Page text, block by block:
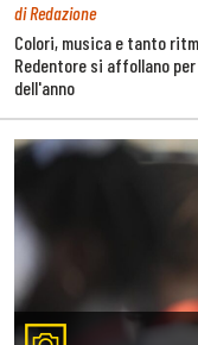
di Redazione
Colori, musica e tanto
Redentore si affollano
dell'anno